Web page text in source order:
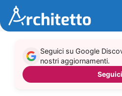
contenuto
Seguici su Google
nostri aggiornamenti.
Seguici